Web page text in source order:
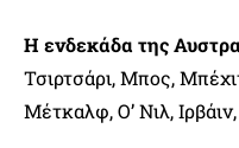
Η ενδεκάδα της
Τσιρτσάρι, Μπος,
Μέτκαλφ, Ο’ Νιλ,